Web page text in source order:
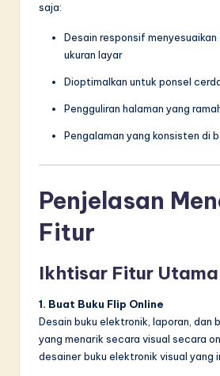
saja:
Desain responsif menyesuaikan
ukuran layar
Dioptimalkan untuk ponsel
Pengguliran halaman yang
Pengalaman yang konsisten di
Penjelasan
Fitur
Ikhtisar Fitur Utama
1. Buat Buku Flip Online
Desain buku elektronik, laporan, dan
yang menarik secara visual secara
desainer buku elektronik visual yang